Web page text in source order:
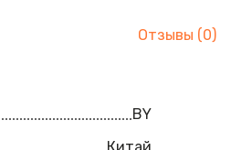
Отзывы (0)
BY